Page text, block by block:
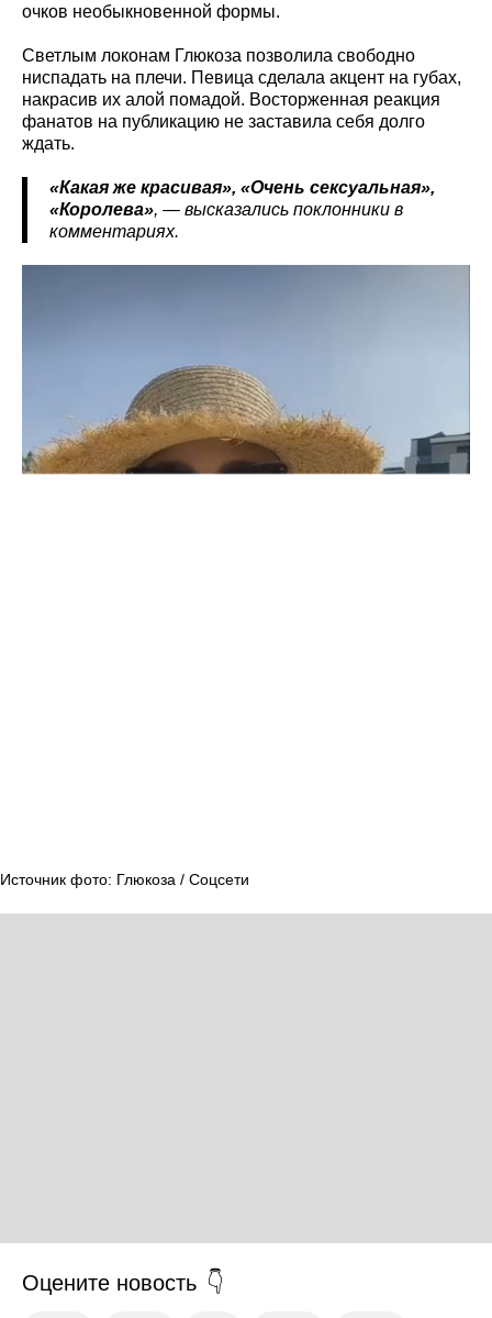
очков необыкновенной формы.
Светлым локонам Глюкоза позволила свободно
ниспадать на плечи. Певица сделала акцент на губах,
накрасив их алой помадой. Восторженная реакция
фанатов на публикацию не заставила себя долго
ждать.
«Какая же красивая», «Очень сексуальная»,
«Королева», — высказались поклонники в
комментариях.
Источник фото: Глюкоза / Соцсети
Оцените новость